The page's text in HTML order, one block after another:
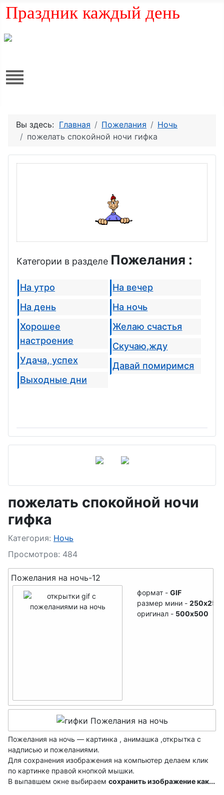
Праздник каждый день
Вы здесь: Главная Пожелания
Ночь
пожелать спокойной ночи гифка
Категории в разделе Пожелания :
На утро
На день
Хорошее
настроение
Удача, успех
Выходные дни
На вечер
На ночь
Желаю счастья
Скучаю,жду
Давай помиримся
пожелать спокойной ночи
гифка
Подробности
Категория: Ночь
Просмотров: 484
Пожелания на ночь-12
формат - GIF
размер мини - 250x250
оригинал - 500x500
Пожелания на ночь — картинка , анимашка ,открытка с
надписью и пожеланиями.
Для сохранения изображения на компьютер делаем клик
по картинке правой кнопкой мышки.
В выпавшем окне выбираем сохранить изображение как...